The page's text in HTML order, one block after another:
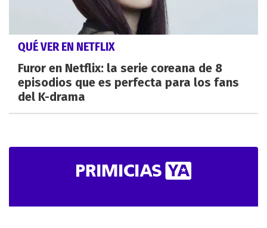
QUÉ VER EN NETFLIX
Furor en Netflix: la serie coreana de 8
episodios que es perfecta para los fans
del K-drama